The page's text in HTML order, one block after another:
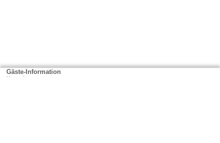
Gäste-Information
Kontakt